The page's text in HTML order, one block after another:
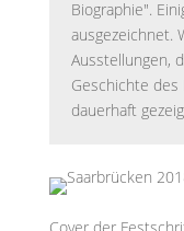
Biographie".
ausgezeichnet.
Ausstellungen,
Geschichte
dauerhaft